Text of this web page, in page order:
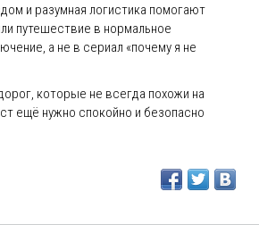
и разумная логистика помогают
путешествие в нормальное
а не в сериал «почему я не
которые не всегда похожи на
ещё нужно спокойно и безопасно